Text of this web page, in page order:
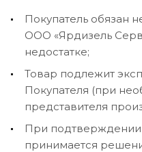
Покупатель обязан
ООО «Ярдизель
недостатке;
Товар подлежит
Покупателя (при
представителя
При
принимается